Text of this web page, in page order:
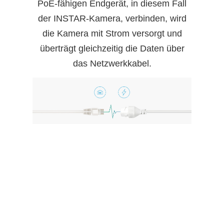
PoE-fähigen Endgerät, in diesem Fall
der INSTAR-Kamera, verbinden, wird
die Kamera mit Strom versorgt und
überträgt gleichzeitig die Daten über
das Netzwerkkabel.